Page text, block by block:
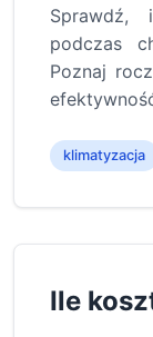
Sprawdź,
podczas
Poznaj
klimatyzacja
Ile